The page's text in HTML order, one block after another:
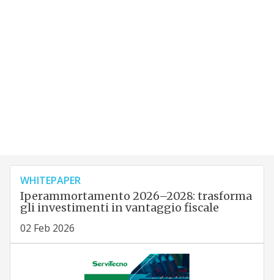
WHITEPAPER
Iperammortamento 2026–2028: trasforma
gli investimenti in vantaggio fiscale
02 Feb 2026